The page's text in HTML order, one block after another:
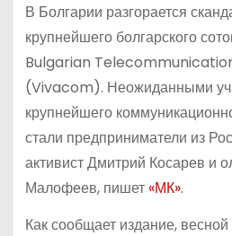
В Болгарии разгорается
крупнейшего болгарского
Bulgarian
(Vivacom). Неожиданными
крупнейшего
стали предприниматели из
активист Дмитрий Косарев и
Малофеев, пишет «МК».
Как сообщает издание,